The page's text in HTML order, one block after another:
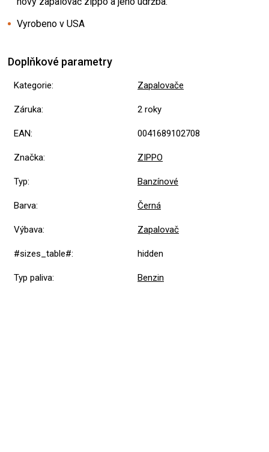
Vyrobeno v USA
Doplňkové parametry
Kategorie: Zapalovače
Záruka: 2 roky
EAN: 0041689102708
Značka: ZIPPO
Typ: Banzínové
Barva: Černá
Výbava: Zapalovač
#sizes_table#: hidden
Typ paliva: Benzin